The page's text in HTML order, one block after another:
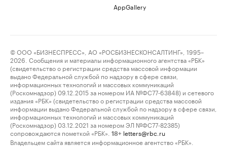
AppGallery
© ООО «БИЗНЕСПРЕСС», АО «РОСБИЗНЕСКОНСАЛТИНГ», 1995–
2026. Сообщения и материалы информационного агентства «РБК»
(свидетельство о регистрации средства массовой информации
выдано Федеральной службой по надзору в сфере связи,
информационных технологий и массовых коммуникаций
(Роскомнадзор) 09.12.2015 за номером ИА №ФС77-63848) и сетевого
издания «РБК» (свидетельство о регистрации средства массовой
информации выдано Федеральной службой по надзору в сфере связи,
информационных технологий и массовых коммуникаций
(Роскомнадзор) 03.12.2021 за номером ЭЛ №ФС77-82385)
сопровождаются пометкой «РБК».
18+ letters@rbc.ru
Владельцем сайта является информационное агентство «РБК».